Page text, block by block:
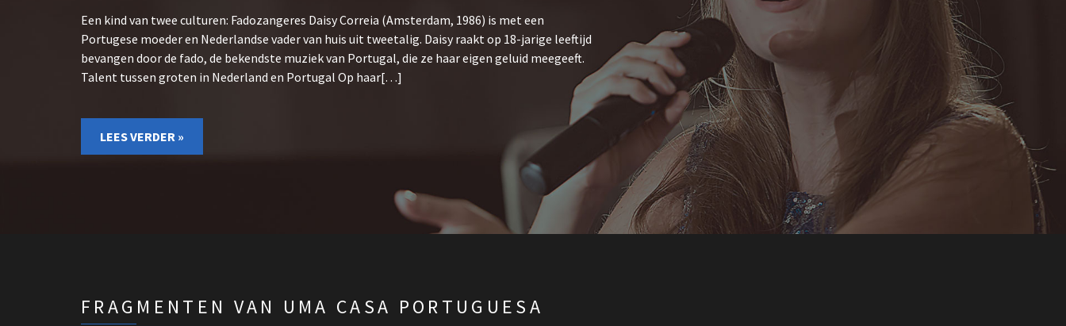
Een kind van twee culturen: Fadozangeres Daisy Correia (Amsterdam, 1986) is met een
Portugese moeder en Nederlandse vader van huis uit tweetalig. Daisy raakt op 18-jarige leeftijd
bevangen door de fado, de bekendste muziek van Portugal, die ze haar eigen geluid meegeeft.
Talent tussen groten in Nederland en Portugal Op haar[…]
LEES VERDER »
FRAGMENTEN VAN UMA CASA PORTUGUESA